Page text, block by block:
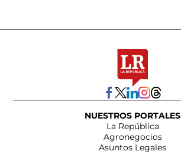
NUESTROS PORTALES
La República
Agronegocios
Asuntos Legales